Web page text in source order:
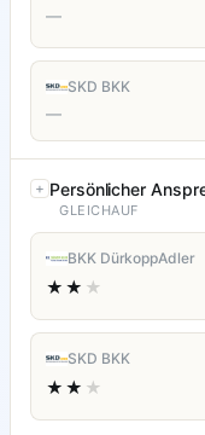
—
SKD BKK
—
Persönlicher
GLEICHAUF
BKK DürkoppAdler
★★ ★
SKD BKK
★★ ★